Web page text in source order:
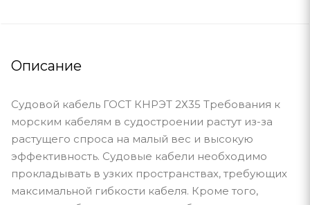
Описание
Судовой кабель ГОСТ КНРЭТ 2Х35 Требования к
морским кабелям в судостроении растут из-за
растущего спроса на малый вес и высокую
эффективность. Судовые кабели необходимо
прокладывать в узких пространствах, требующих
максимальной гибкости кабеля. Кроме того,